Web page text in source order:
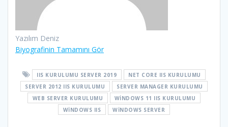
Yazılım Deniz
Biyografinin Tamamını Gör
IIS KURULUMU SERVER 2019
NET CORE IIS KURULUMU
SERVER 2012 IIS KURULUMU
SERVER MANAGER KURULUMU
WEB SERVER KURULUMU
WINDOWS 11 IIS KURULUMU
WINDOWS IIS
WINDOWS SERVER